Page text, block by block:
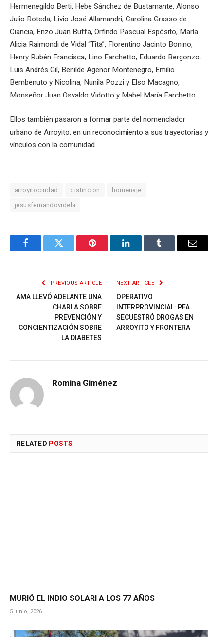
Hermenegildo Berti, Hebe Sánchez de Bustamante, Alonso
Julio Roteda, Livio José Allamandri, Carolina Grasso de
Ciancia, Enzo Juan Buffa, Orfindo Pascual Espósito, María
Alicia Raimondi de Vidal “Tita”, Florentino Jacinto Bonino,
Henry Rubén Francisca, Lino Farchetto, Eduardo Bergonzo,
Luis Andrés Gil, Benilde Agenor Montenegro, Emilio
Bembenuto y Nicolina, Nunila Pozzi y Elso Macagno,
Monseñor Juan Osvaldo Vidotto y Mabel María Farchetto.
Ellos también pasaron a formar parte del nomenclador
urbano de Arroyito, en un reconocimiento a sus trayectorias y
vínculos con la comunidad.
arroyitociudad distincion homenaje
jesusfernandovidela
FacebookTwitter Pinterest LinkedInTumblr Email
PREVIOUS ARTICLE
AMA LLEVÓ ADELANTE UNA
CHARLA SOBRE
PREVENCIÓN Y
CONCIENTIZACIÓN SOBRE
LA DIABETES
NEXT ARTICLE
OPERATIVO
INTERPROVINCIAL: PFA
SECUESTRÓ DROGAS EN
ARROYITO Y FRONTERA
Romina Giménez
RELATED POSTS
MURIÓ EL INDIO SOLARI A LOS 77 AÑOS
5 junio, 2026